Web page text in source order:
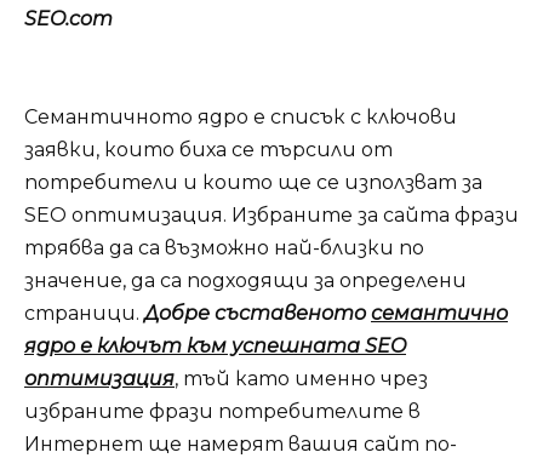
SEO.com
Семантичното ядро ​​е списък с ключови
заявки, които биха се търсили от
потребители и които ще се използват за
SEO оптимизация. Избраните за сайта фрази
трябва да са възможно най-близки по
значение, да са подходящи за определени
страници.Добре съставенотосемантично
ядро ​​е ключът към успешната SEO
оптимизация, тъй като именно чрез
избраните фрази потребителите в
Интернет ще намерят вашия сайт по-